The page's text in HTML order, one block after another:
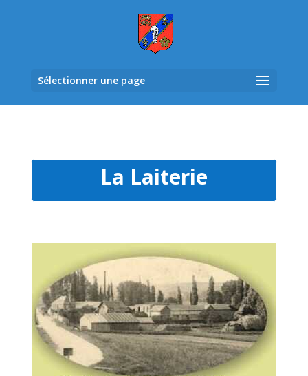
Sélectionner une page
La Laiterie